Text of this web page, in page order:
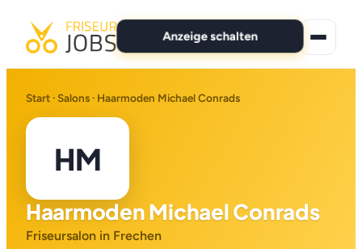
Anzeige schalten
Alle Jobs
Für Bewerber
Marken
Start · Salons · Haarmoden Michael Conrads
HM
Haarmoden Michael Conrads
Friseursalon in Frechen